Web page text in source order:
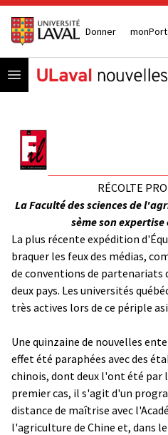
Donner
Open menu
RÉCOLTE
La Faculté des sciences de
sème son
La plus récente expédition
braquer les feux des médias,
de conventions de partenariats
deux pays. Les universités
très actives lors de ce périple
Une quinzaine de nouvelles
effet été paraphées avec des
chinois, dont deux l'ont été par
premier cas, il s'agit d'un
distance de maîtrise avec
l'agriculture de Chine et, dans